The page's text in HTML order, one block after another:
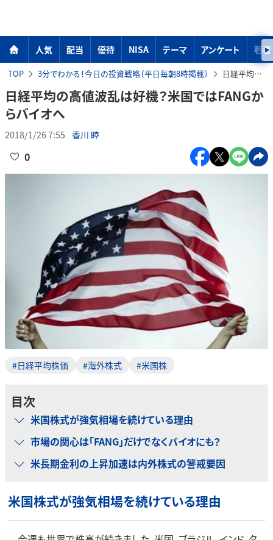
人気 配当 優待 NISA テーマ アンケート 著者
TOP 3分でわかる！今日の投資戦略〔平日毎朝8時掲載〕 日経平均の高値波乱は好機？米国ではFANGからバイオへ
日経平均の高値波乱は好機？米国ではFANGか
らバイオへ
2018/1/26 7:55 香川 睦
0
#日経平均株価 #海外株式 #米国株
目次
米国株式が強気相場を続けている理由
市場の関心は「FANG」だけでなくバイオにも？
米長期金利の上昇加速は内外株式の警戒要因
米国株式が強気相場を続けている理由